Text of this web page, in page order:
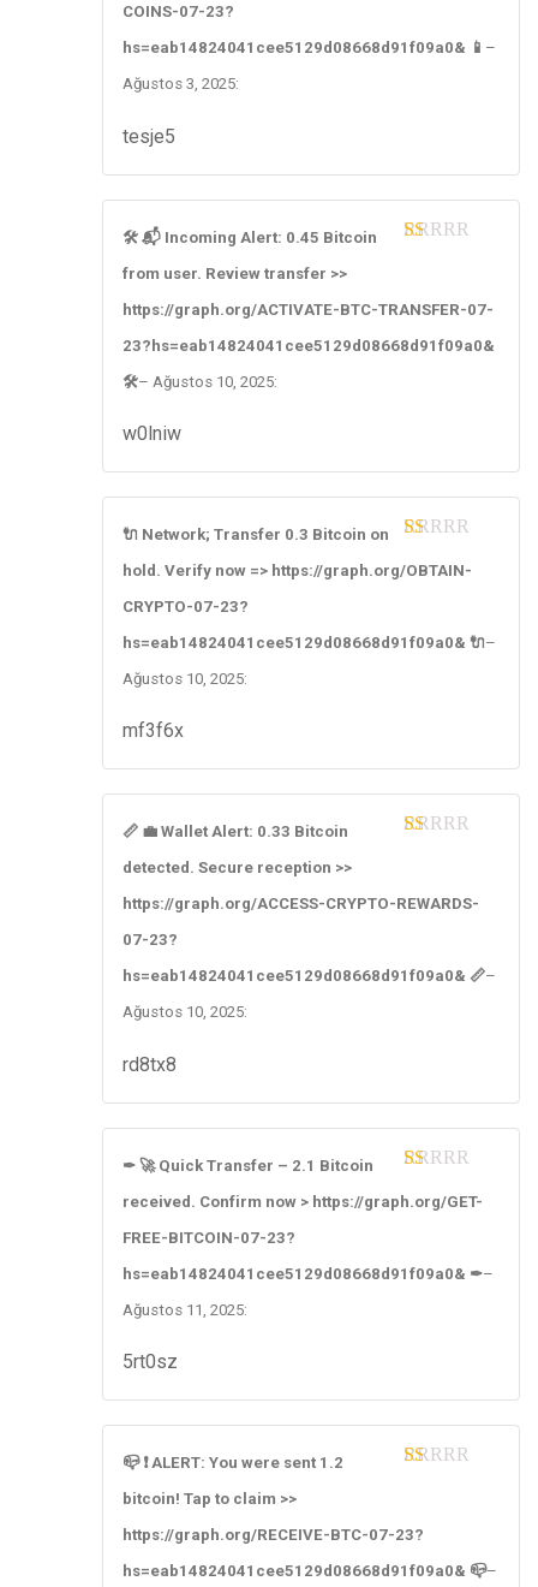
5
COINS-07-23?
hs=eab14824041cee5129d08668d91f09a0& 📱 –
Ağustos 3, 2025:
tesje5
of
🛠 📬 Incoming Alert: 0.45 Bitcoin
from user. Review transfer >>
https://graph.org/ACTIVATE-BTC-TRANSFER-07-
23?hs=eab14824041cee5129d08668d91f09a0&
🛠– Ağustos 10, 2025:
w0lniw
ou
5
🔌 Network; Transfer 0.3 Bitcoin on
hold. Verify now => https://graph.org/OBTAIN-
CRYPTO-07-23?
hs=eab14824041cee5129d08668d91f09a0& 🔌–
Ağustos 10, 2025:
mf3f6x
of
📏 💼 Wallet Alert: 0.33 Bitcoin
detected. Secure reception >>
https://graph.org/ACCESS-CRYPTO-REWARDS-
07-23?
hs=eab14824041cee5129d08668d91f09a0& 📏–
Ağustos 10, 2025:
rd8tx8
ou
5
✒ 🚀 Quick Transfer – 2.1 Bitcoin
received. Confirm now > https://graph.org/GET-
FREE-BITCOIN-07-23?
hs=eab14824041cee5129d08668d91f09a0& ✒–
Ağustos 11, 2025:
5rt0sz
of
5
📪 ❗ ALERT: You were sent 1.2
bitcoin! Tap to claim >>
https://graph.org/RECEIVE-BTC-07-23?
hs=eab14824041cee5129d08668d91f09a0& 📪–